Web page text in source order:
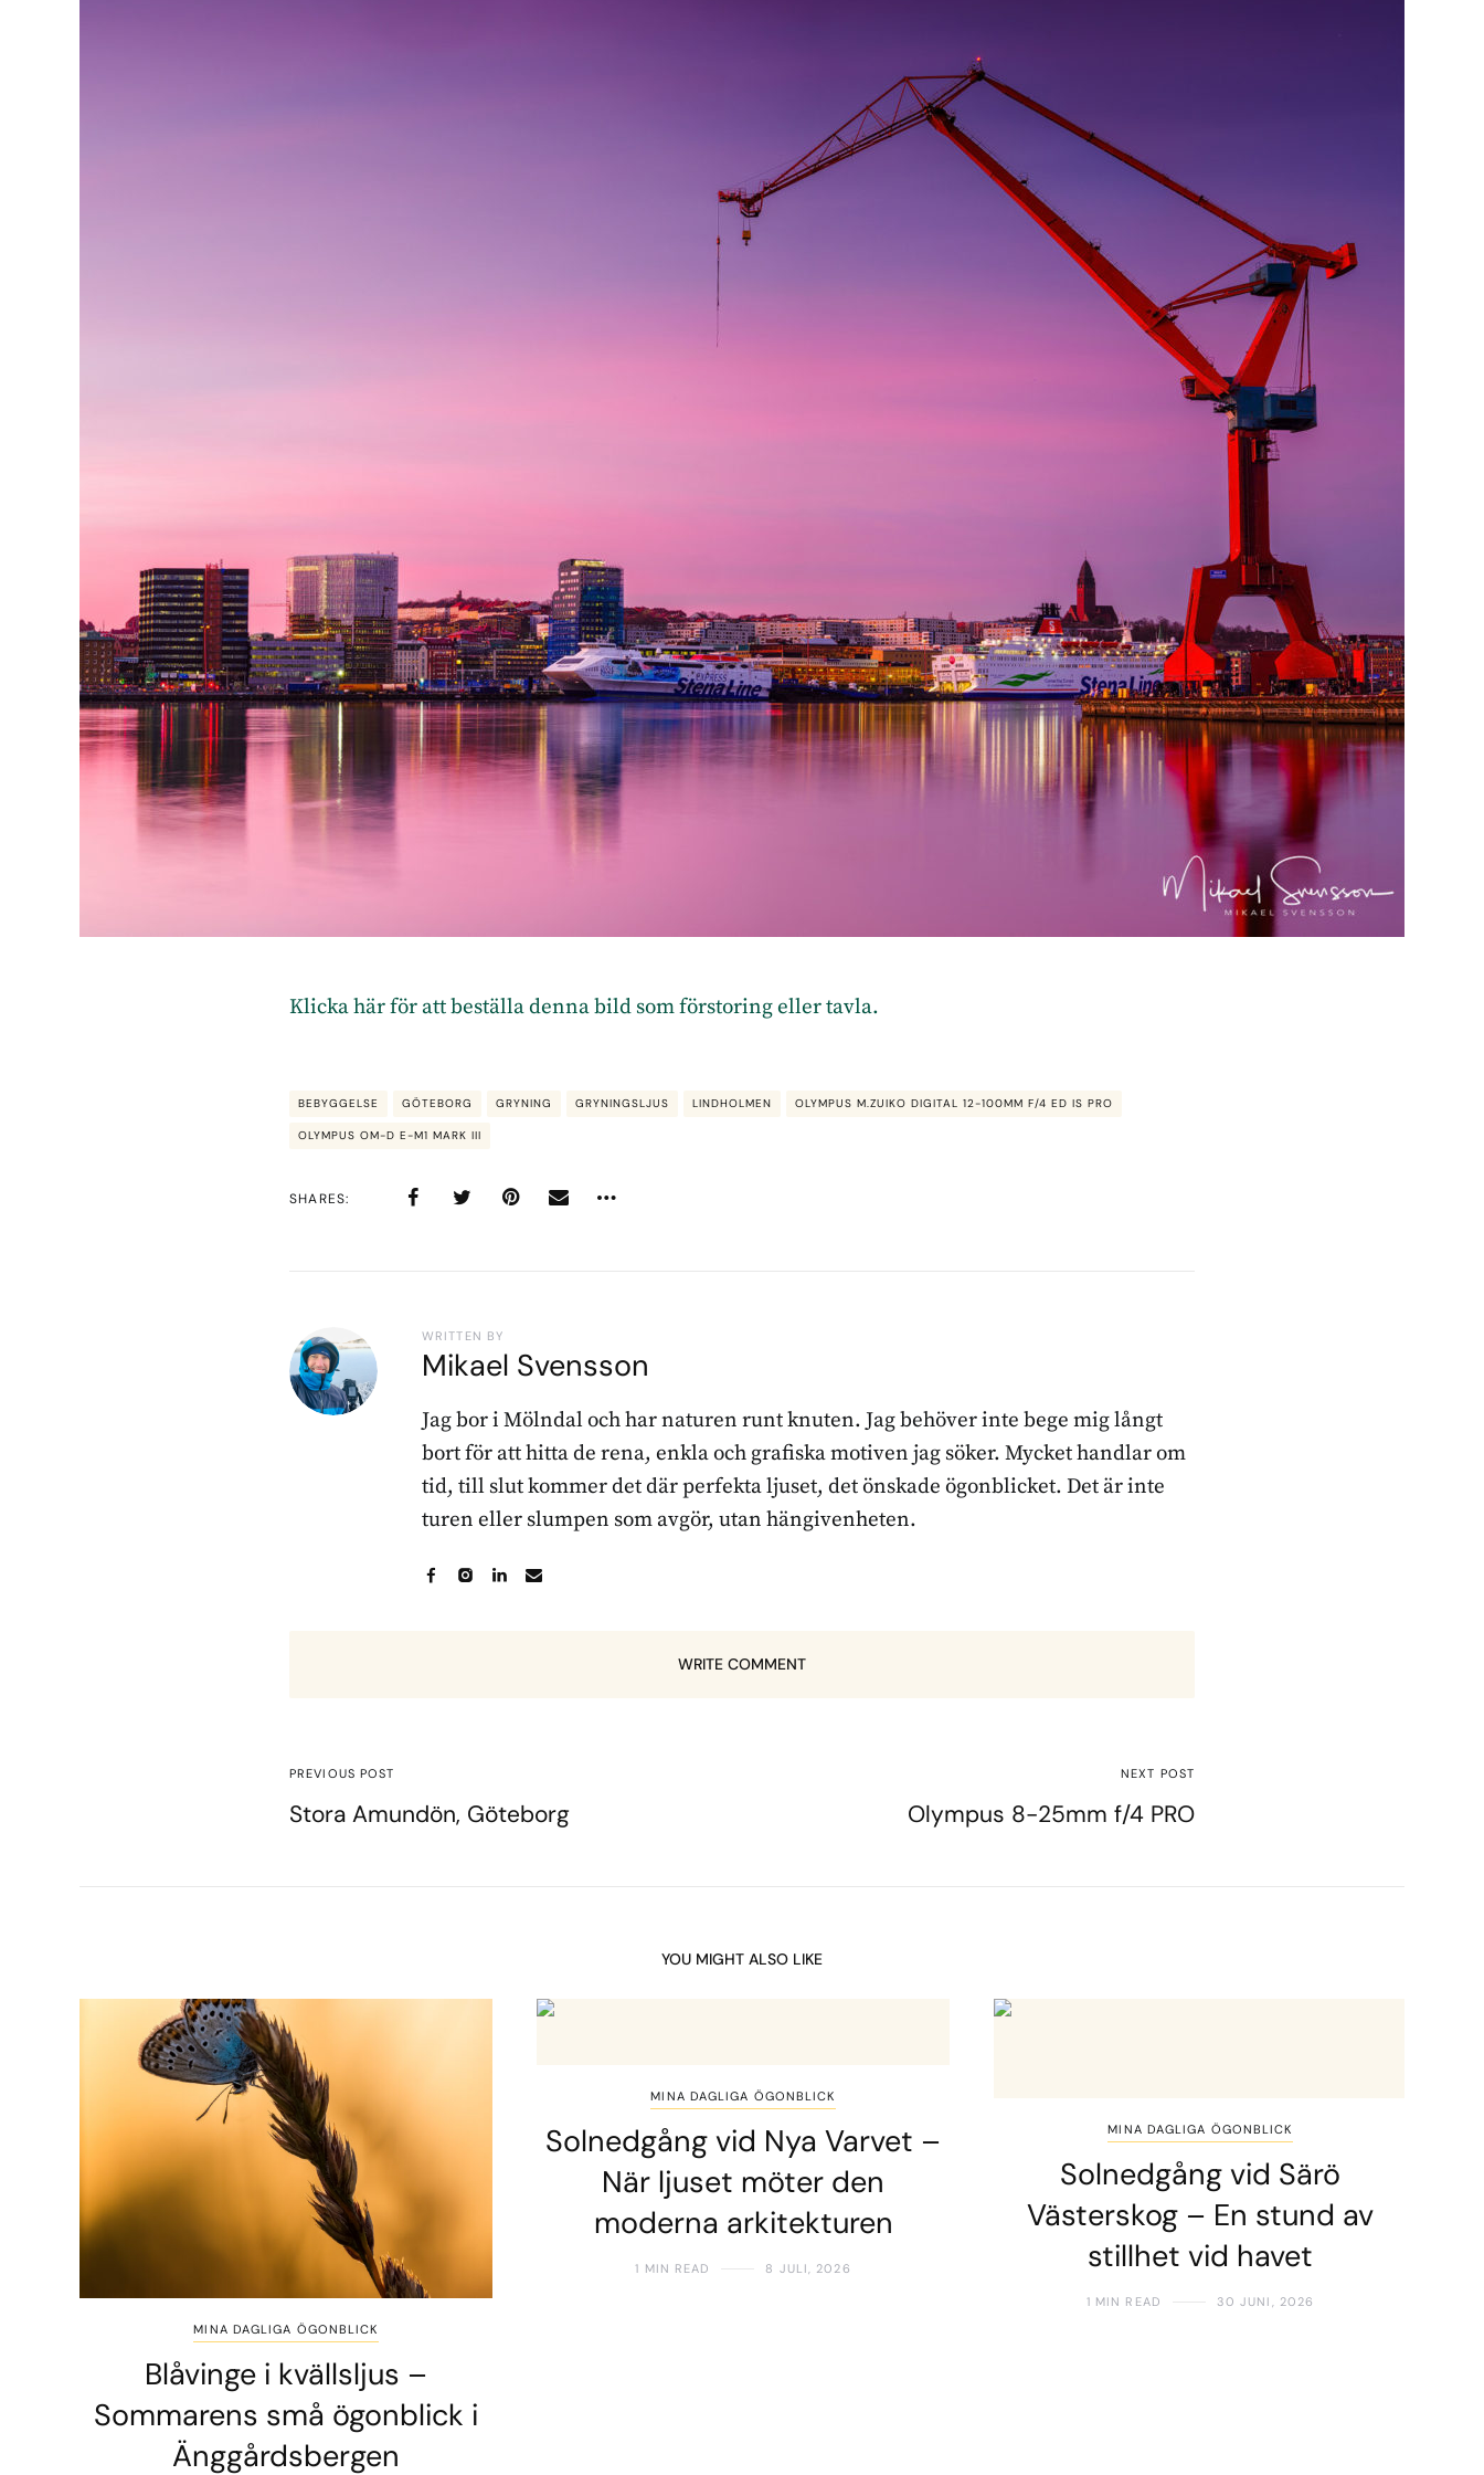
Klicka här för att beställa denna bild som förstoring eller tavla.
BEBYGGELSE GÖTEBORG GRYNING GRYNINGSLJUS LINDHOLMEN OLYMPUS M.ZUIKO DIGITAL 12-100MM F/4 ED IS PRO
OLYMPUS OM-D E-M1 MARK III
SHARES
WRITTEN BY
Mikael Svensson
Jag bor i Mölndal och har naturen runt knuten. Jag behöver inte bege mig långt
bort för att hitta de rena, enkla och grafiska motiven jag söker. Mycket handlar om
tid, till slut kommer det där perfekta ljuset, det önskade ögonblicket. Det är inte
turen eller slumpen som avgör, utan hängivenheten.
WRITE COMMENT
PREVIOUS POST
Stora Amundön, Göteborg
NEXT POST
Olympus 8-25mm f/4 PRO
YOU MIGHT ALSO LIKE
MINA DAGLIGA ÖGONBLICK
Blåvinge i kvällsljus –
Sommarens små ögonblick i
Änggårdsbergen
MINA DAGLIGA ÖGONBLICK
Solnedgång vid Nya Varvet –
När ljuset möter den
moderna arkitekturen
1 MIN READ 8 JULI, 2026
MINA DAGLIGA ÖGONBLICK
Solnedgång vid Särö
Västerskog – En stund av
stillhet vid havet
1 MIN READ 30 JUNI, 2026